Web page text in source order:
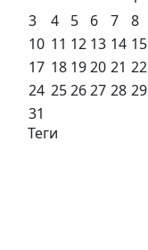
3
4 5 6 7 8
10 11 12 13 14 15
17 18 1920 21 22
24 252627 28 29
31
Теги